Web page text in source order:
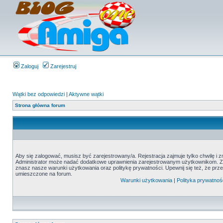
Zaloguj Zarejestruj
Wątki bez odpowiedzi | Aktywne wątki
Strona główna forum
Aby się zalogować, musisz być zarejestrowany/a. Rejestracja zajmuje tylko chwilę i
Administrator może nadać dodatkowe uprawnienia zarejestrowanym użytkownikom.
znasz nasze warunki użytkowania oraz politykę prywatności. Upewnij się też, że
umieszczone na forum.
Warunki użytkowania | Polityka